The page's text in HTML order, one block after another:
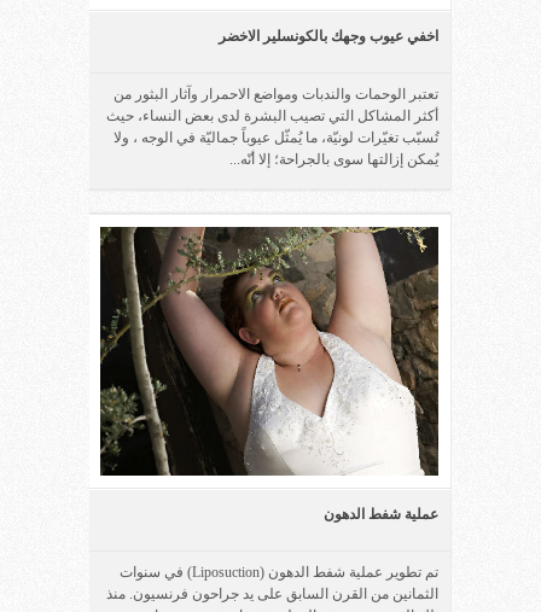
اخفي عيوب وجهك بالكونسلير الاخضر
تعتبر الوحمات والندبات ومواضع الاحمرار وآثار البثور من
أكثر المشاكل التي تصيب البشرة لدى بعض النساء، حيث
تُسبّب تغيّرات لونيّة، ما يُمثّل عيوباً جماليّة في الوجه ، ولا
يُمكن إزالتها سوى بالجراحة؛ إلا أنّه...
عملية شفط الدهون
تم تطوير عملية شفط الدهون (Liposuction) في سنوات
الثمانين من القرن السابق على يد جراحون فرنسيون. منذ